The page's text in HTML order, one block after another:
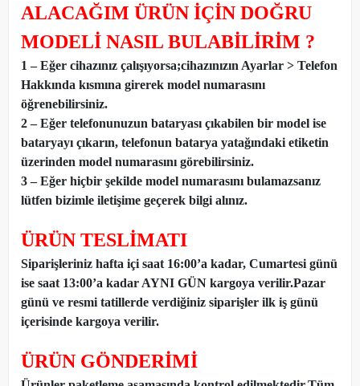
ALACAĞIM ÜRÜN İÇİN DOĞRU
MODELİ NASIL BULABİLİRİM ?
1 – Eğer cihazınız çalışıyorsa;cihazınızın Ayarlar > Telefon
Hakkında kısmına girerek model numarasını
öğrenebilirsiniz.
2 – Eğer telefonunuzun bataryası çıkabilen bir model ise
bataryayı çıkarın, telefonun batarya yatağındaki etiketin
üzerinden model numarasını görebilirsiniz.
3 – Eğer hiçbir şekilde model numarasını bulamazsanız
lütfen bizimle iletişime geçerek bilgi alınız.
ÜRÜN TESLİMATI
Siparişleriniz hafta içi saat 16:00’a kadar, Cumartesi günü
ise saat 13:00’a kadar AYNI GÜN kargoya verilir.Pazar
günü ve resmi tatillerde verdiğiniz siparişler ilk iş günü
içerisinde kargoya verilir.
ÜRÜN GÖNDERİMİ